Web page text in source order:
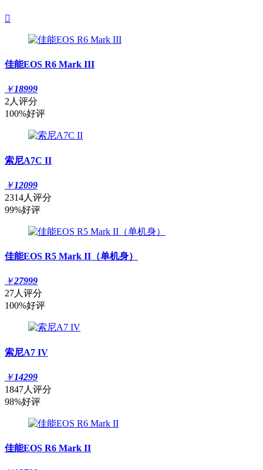

佳能EOS R6 Mark III
￥18999
2人评分
100%好评
索尼A7C II
￥12099
2314人评分
99%好评
佳能EOS R5 Mark II（单机身）
￥27999
27人评分
100%好评
索尼A7 IV
￥14299
1847人评分
98%好评
佳能EOS R6 Mark II